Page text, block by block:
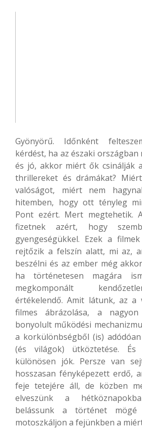
Gyönyörű. Időnként
kérdést, ha az északi országban
és jó, akkor miért ők csinálják
thrillereket és drámákat?
valóságot, miért nem
hitemben, hogy ott tényleg
Pont ezért. Mert megtehetik.
fizetnek azért, hogy
gyengeségükkel. Ezek a
rejtőzik a felszín alatt, mi az,
beszélni és az ember még
ha történetesen magára
megkomponált
értékelendő. Amit látunk, az a
filmes ábrázolása, a
bonyolult működési
a korkülönbségből (is)
(és világok) ütköztetése.
különösen jók. Persze van
hosszasan fényképezett erdő,
feje tetejére áll, de közben
elveszünk a
belássunk a történet
motoszkáljon a fejünkben a